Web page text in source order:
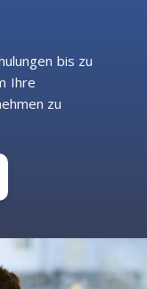
bis zu
Ihre
zu